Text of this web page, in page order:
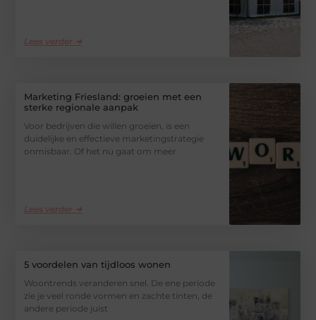
Lees verder ➜
Marketing Friesland: groeien met een
sterke regionale aanpak
Voor bedrijven die willen groeien, is een
duidelijke en effectieve marketingstrategie
onmisbaar. Of het nu gaat om meer
Lees verder ➜
5 voordelen van tijdloos wonen
Woontrends veranderen snel. De ene periode
zie je veel ronde vormen en zachte tinten, de
andere periode juist